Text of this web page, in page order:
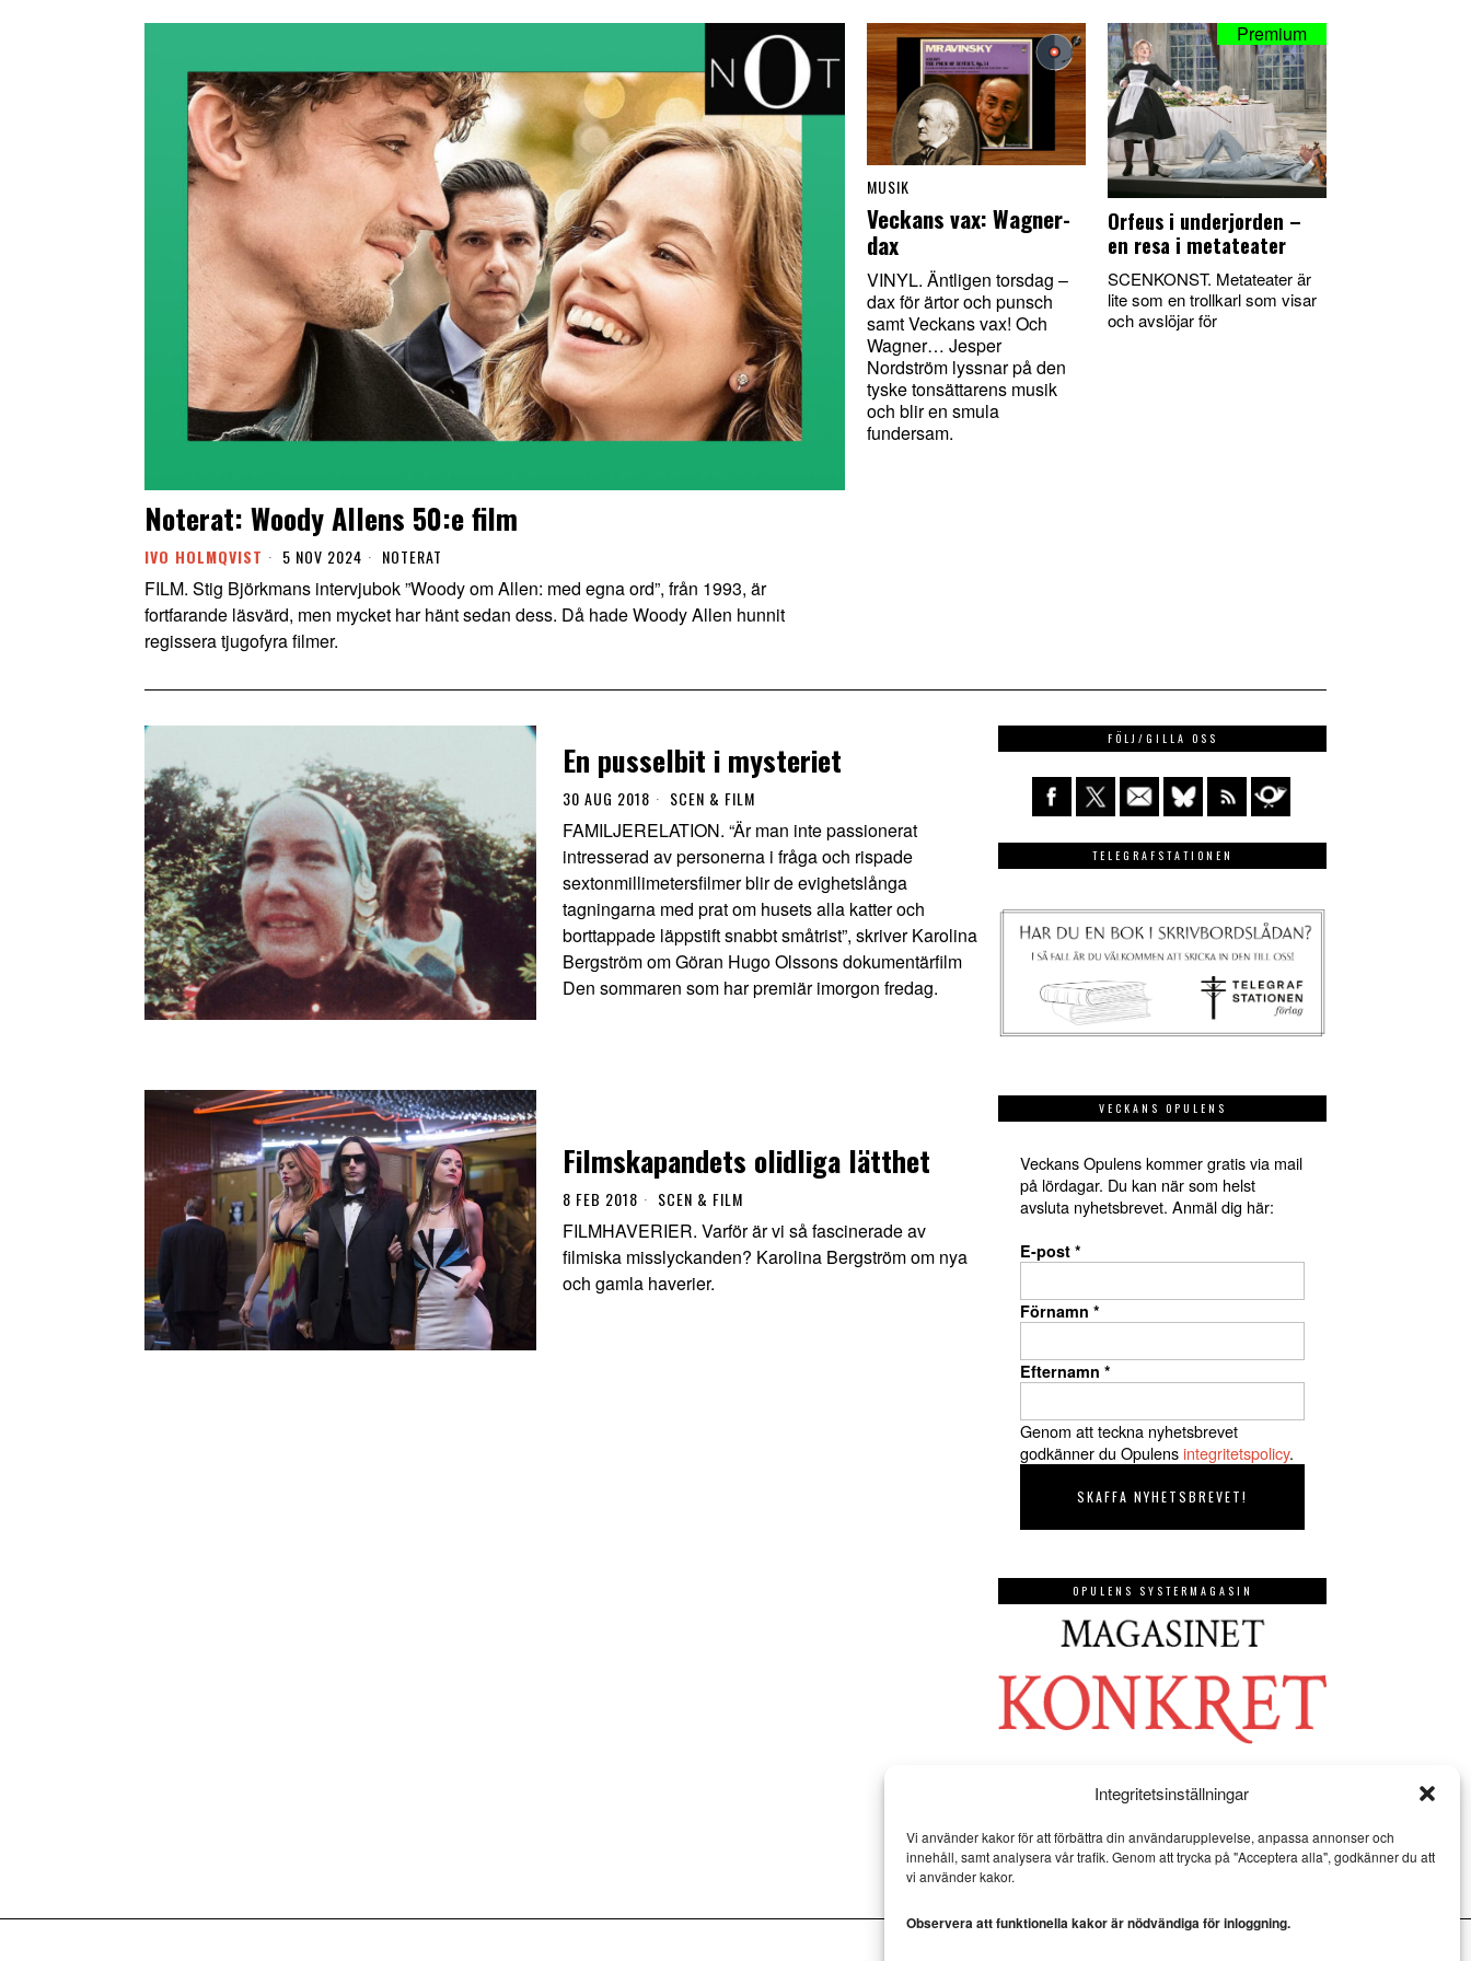
Integritetsinställningar
Vi använder kakor för att förbättra din användarupplevelse, anpassa annonser och
innehåll, samt analysera vår trafik. Genom att trycka på "Acceptera alla", godkänner du att
vi använder kakor.
Observera att funktionella kakor är nödvändiga för inloggning.
Noterat: Woody Allens 50:e film
IVO HOLMQVIST 5 NOV 2024 NOTERAT
FILM. Stig Björkmans intervjubok ”Woody om Allen: med egna ord”, från 1993, är
fortfarande läsvärd, men mycket har hänt sedan dess. Då hade Woody Allen hunnit
regissera tjugofyra filmer.
MUSIK
Veckans vax: Wagner-
dax
VINYL. Äntligen torsdag –
dax för ärtor och punsch
samt Veckans vax! Och
Wagner… Jesper
Nordström lyssnar på den
tyske tonsättarens musik
och blir en smula
fundersam.
Orfeus i underjorden –
en resa i metateater
SCENKONST. Metateater är
lite som en trollkarl som visar
och avslöjar för
En pusselbit i mysteriet
30 AUG 2018 SCEN & FILM
FAMILJERELATION. “Är man inte passionerat
intresserad av personerna i fråga och rispade
sextonmillimetersfilmer blir de evighetslånga
tagningarna med prat om husets alla katter och
borttappade läppstift snabbt småtrist”, skriver Karolina
Bergström om Göran Hugo Olssons dokumentärfilm
Den sommaren som har premiär imorgon fredag.
Filmskapandets olidliga lätthet
8 FEB 2018 SCEN & FILM
FILMHAVERIER. Varför är vi så fascinerade av
filmiska misslyckanden? Karolina Bergström om nya
och gamla haverier.
FÖLJ/GILLA OSS
TELEGRAFSTATIONEN
VECKANS OPULENS
Veckans Opulens kommer gratis via mail
på lördagar. Du kan när som helst
avsluta nyhetsbrevet. Anmäl dig här:
E-post *
Förnamn *
Efternamn *
Genom att teckna nyhetsbrevet
godkänner du Opulensintegritetspolicy.
OPULENS SYSTERMAGASIN